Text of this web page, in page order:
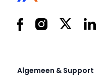
FacebookInstagram
X
Algemeen & Support